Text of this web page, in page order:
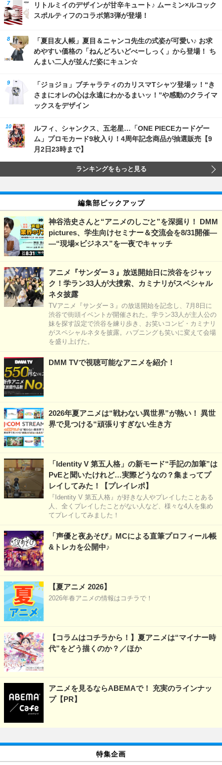
リトルミイのデザインが甘辛キュート♪ ムーミン×ルコック
スポルティフのコラボ第3弾が登場！
「夏目友人帳」夏目＆ニャンコ先生の式姿が可愛い♪ お求
めやすい価格の「ねんどろいどべーしっく」から登場！ ち
んまい二人が並んだ姿にキュン☆
「ジョジョ」ブチャラティのカリスマTシャツ登場ッ！“き
さまにオレの心は永遠にわかるまいッ！”や感動のクライマ
ックスをデザイン
ルフィ、シャンクス、五老星…「ONE PIECEカードゲー
ム」プロモカード9枚入り！4周年記念商品が抽選販売【9
月2日23時まで】
ランキングをもっと見る
編集部ピックアップ
神谷浩史さんと“アニメのしごと”を深掘り！ DMM
pictures、学生向けセミナー＆交流会を8/31開催―
―“現場×ビジネス”を一夜でキャッチ
アニメ『サンダー３』放送開始日に渋谷をジャッ
ク！学ラン33人が大捜索、カミナリがスペシャル
ネタ披露
TVアニメ『サンダー３』の放送開始を記念し、7月8日に
渋谷で街頭イベントが開催された。学ラン33人が主人公の
妹を探す設定で渋谷を練り歩き、お笑いコンビ・カミナリ
がスペシャルネタを披露。ハプニングも笑いに変えて会場
を盛り上げた。
DMM TVで視聴可能なアニメを紹介！
2026年夏アニメは“戦わない異世界”が熱い！ 異世
界で見つける“頑張りすぎない生き方
「Identity V 第五人格」の新モード“手記の加筆”は
PvEと聞いたけれど…実際どうなの？集まってプ
レイしてみた！【プレイレポ】
『Identity V 第五人格』が好きな人やプレイしたことある
人、全くプレイしたことがない人など、様々な4人を集め
てプレイしてみました！
「声優と夜あそび」MCによる直筆プロフィール帳
&トレカを公開中♪
【夏アニメ 2026】
2026年春アニメの情報はコチラで！
【コラムはコチラから！】夏アニメは“マイナー時
代”をどう描くのか？／ほか
アニメを見るならABEMAで！ 充実のラインナッ
プ【PR】
特集企画